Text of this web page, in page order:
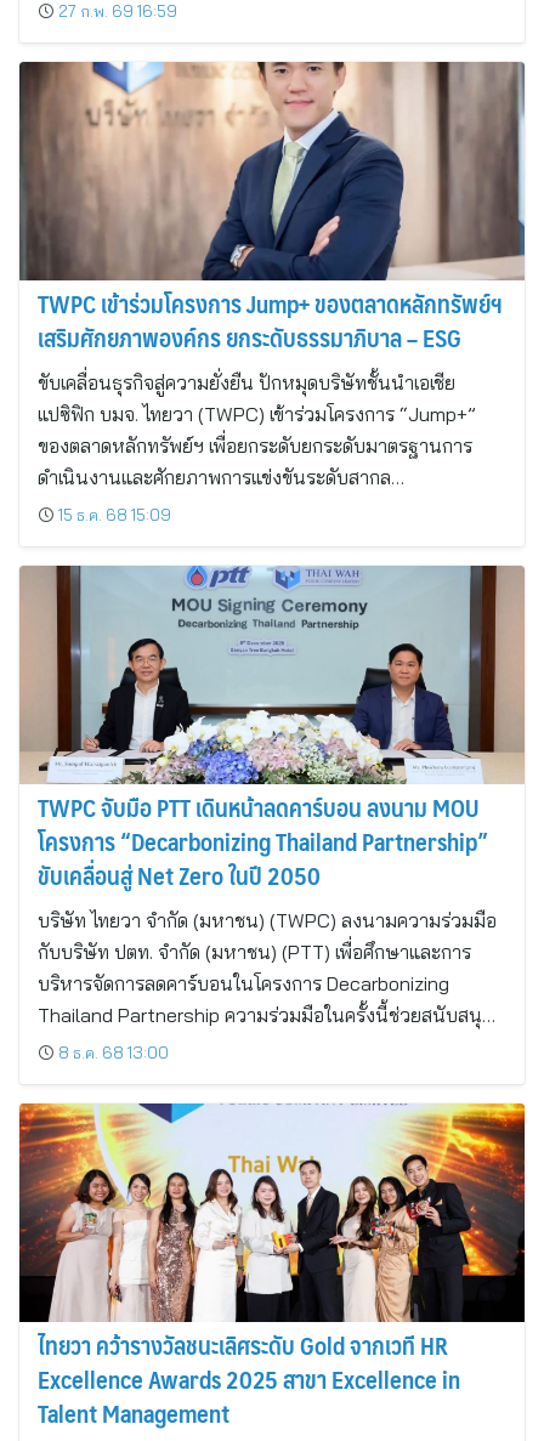
27 ก.พ. 69 16:59
TWPC เข้าร่วมโครงการ Jump+ ของตลาดหลักทรัพย์ฯ
เสริมศักยภาพองค์กร ยกระดับธรรมาภิบาล – ESG
ขับเคลื่อนธุรกิจสู่ความยั่งยืน ปักหมุดบริษัทชั้นนำเอเชีย
แปซิฟิก บมจ. ไทยวา (TWPC) เข้าร่วมโครงการ “Jump+”
ของตลาดหลักทรัพย์ฯ เพื่อยกระดับยกระดับมาตรฐานการ
ดำเนินงานและศักยภาพการแข่งขันระดับสากล…
15 ธ.ค. 68 15:09
TWPC จับมือ PTT เดินหน้าลดคาร์บอน ลงนาม MOU
โครงการ “Decarbonizing Thailand Partnership”
ขับเคลื่อนสู่ Net Zero ในปี 2050
บริษัท ไทยวา จำกัด (มหาชน) (TWPC) ลงนามความร่วมมือ
กับบริษัท ปตท. จำกัด (มหาชน) (PTT) เพื่อศึกษาและการ
บริหารจัดการลดคาร์บอนในโครงการ Decarbonizing
Thailand Partnership ความร่วมมือในครั้งนี้ช่วยสนับสนุ…
8 ธ.ค. 68 13:00
ไทยวา คว้ารางวัลชนะเลิศระดับ Gold จากเวที HR
Excellence Awards 2025 สาขา Excellence in
Talent Management